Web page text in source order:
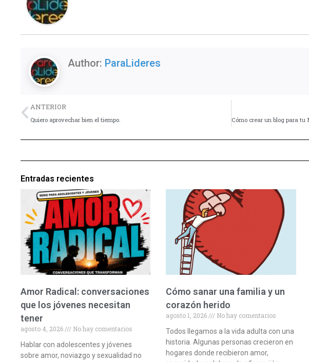
Author: ParaLideres
Previo
ANTERIOR
Quiero aprovechar bien el tiempo.
Entradas recientes
Amor Radical: conversaciones
que los jóvenes necesitan
tener
agosto 4, 2026
No hay comentarios
Hablar con adolescentes y jóvenes
sobre amor, noviazgo y sexualidad no
Cómo sanar una familia y un
corazón herido
agosto 1, 2026
No hay comentarios
Todos llegamos a la vida adulta con una
historia. Algunas personas crecieron en
hogares donde recibieron amor,